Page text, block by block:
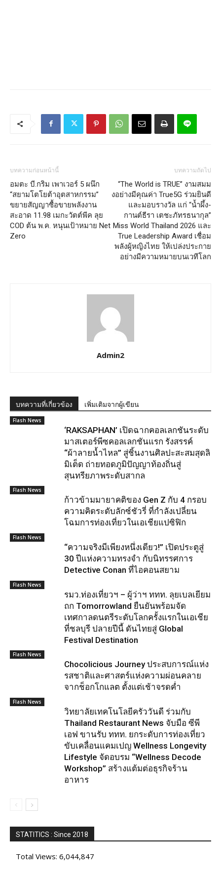
บทความก่อนหน้านี้
อมตะ บี.กริม เพาเวอร์ 5 ผนึก
“สยามโตโยต้าอุตสาหกรรม”
ขยายสัญญาซื้อขายพลังงาน
สะอาด 11.98 เมกะวัตต์พีค ลุย
COD ต้น พ.ค. หนุนเป้าหมาย Net
Zero
บทความถัดไป
“The World is TRUE” งามสมม
งอย่างมีคุณค่า True5G ร่วมยินดี
และมอบรางวัล แก่ “น้ำผึ้ง-
กานต์ธีรา เตชะภัทรธนากุล”
Miss World Thailand 2026 และ
True Leadership Award เชื่อม
พลังผู้หญิงไทย ให้เปล่งประกาย
อย่างมีความหมายบนเวทีโลก
Admin2
บทความที่เกี่ยวข้อง เพิ่มเติมจากผู้เขียน
Flash News
‘RAKSAPHAN’ เปิดฉากคอลเลกชันระดับ
มาสเตอร์พีซคอลเลกชันแรก รังสรรค์
“ผ้าลายน้ำไหล” สู่ชิ้นงานศิลปะสะสมสุดลิ
มิเต็ด ถ่ายทอดภูมิปัญญาท้องถิ่นสู่
สุนทรียภาพระดับสากล
Flash News
ก้าวข้ามมายาคติของ Gen Z กับ 4 กรอบ
ความคิดระดับลักซ์ชัวรี่ ที่กำลังเปลี่ยน
โฉมการท่องเที่ยวในเอเชียแปซิฟิก
Flash News
“ความจริงมีเพียงหนึ่งเดียว!” เปิดประตูสู่
30 ปีแห่งความทรงจำ กับนิทรรศการ
Detective Conan ที่ไอคอนสยาม
Flash News
รมว.ท่องเที่ยวฯ – ผู้ว่าฯ ททท. ลุยเบลเยียม
ถก Tomorrowland ยืนยันพร้อมจัด
เทศกาลดนตรีระดับโลกครั้งแรกในเอเชีย
ที่ชลบุรี ปลายปีนี้ ดันไทยสู่ Global
Festival Destination
Flash News
Chocolicious Journey ประสบการณ์แห่ง
รสชาติและศาสตร์แห่งความผ่อนคลาย
จากช็อกโกแลต ตั้งแต่เช้าจรดค่ำ
Flash News
วิทยาลัยเทคโนโลยีครัววันดี ร่วมกับ
Thailand Restaurant News จับมือ ซีพี
เอฟ ขานรับ ททท. ยกระดับการท่องเที่ยว
ขับเคลื่อนแคมเปญ Wellness Longevity
Lifestyle จัดอบรม “Wellness Decode
Workshop” สร้างแต้มต่อธุรกิจร้าน
อาหาร
STATITICS : Since 2018
Total Views: 6,044,847